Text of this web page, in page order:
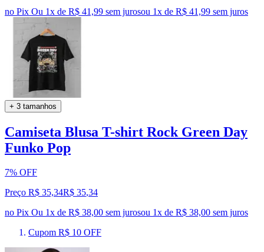
no Pix Ou 1x de R$ 41,99 sem jurosou 1x de R$ 41,99 sem juros
+ 3 tamanhos
Camiseta Blusa T-shirt Rock Green Day
Funko Pop
7% OFF
Preço R$ 35,34R$ 35,34
no Pix Ou 1x de R$ 38,00 sem jurosou 1x de R$ 38,00 sem juros
Cupom R$ 10 OFF